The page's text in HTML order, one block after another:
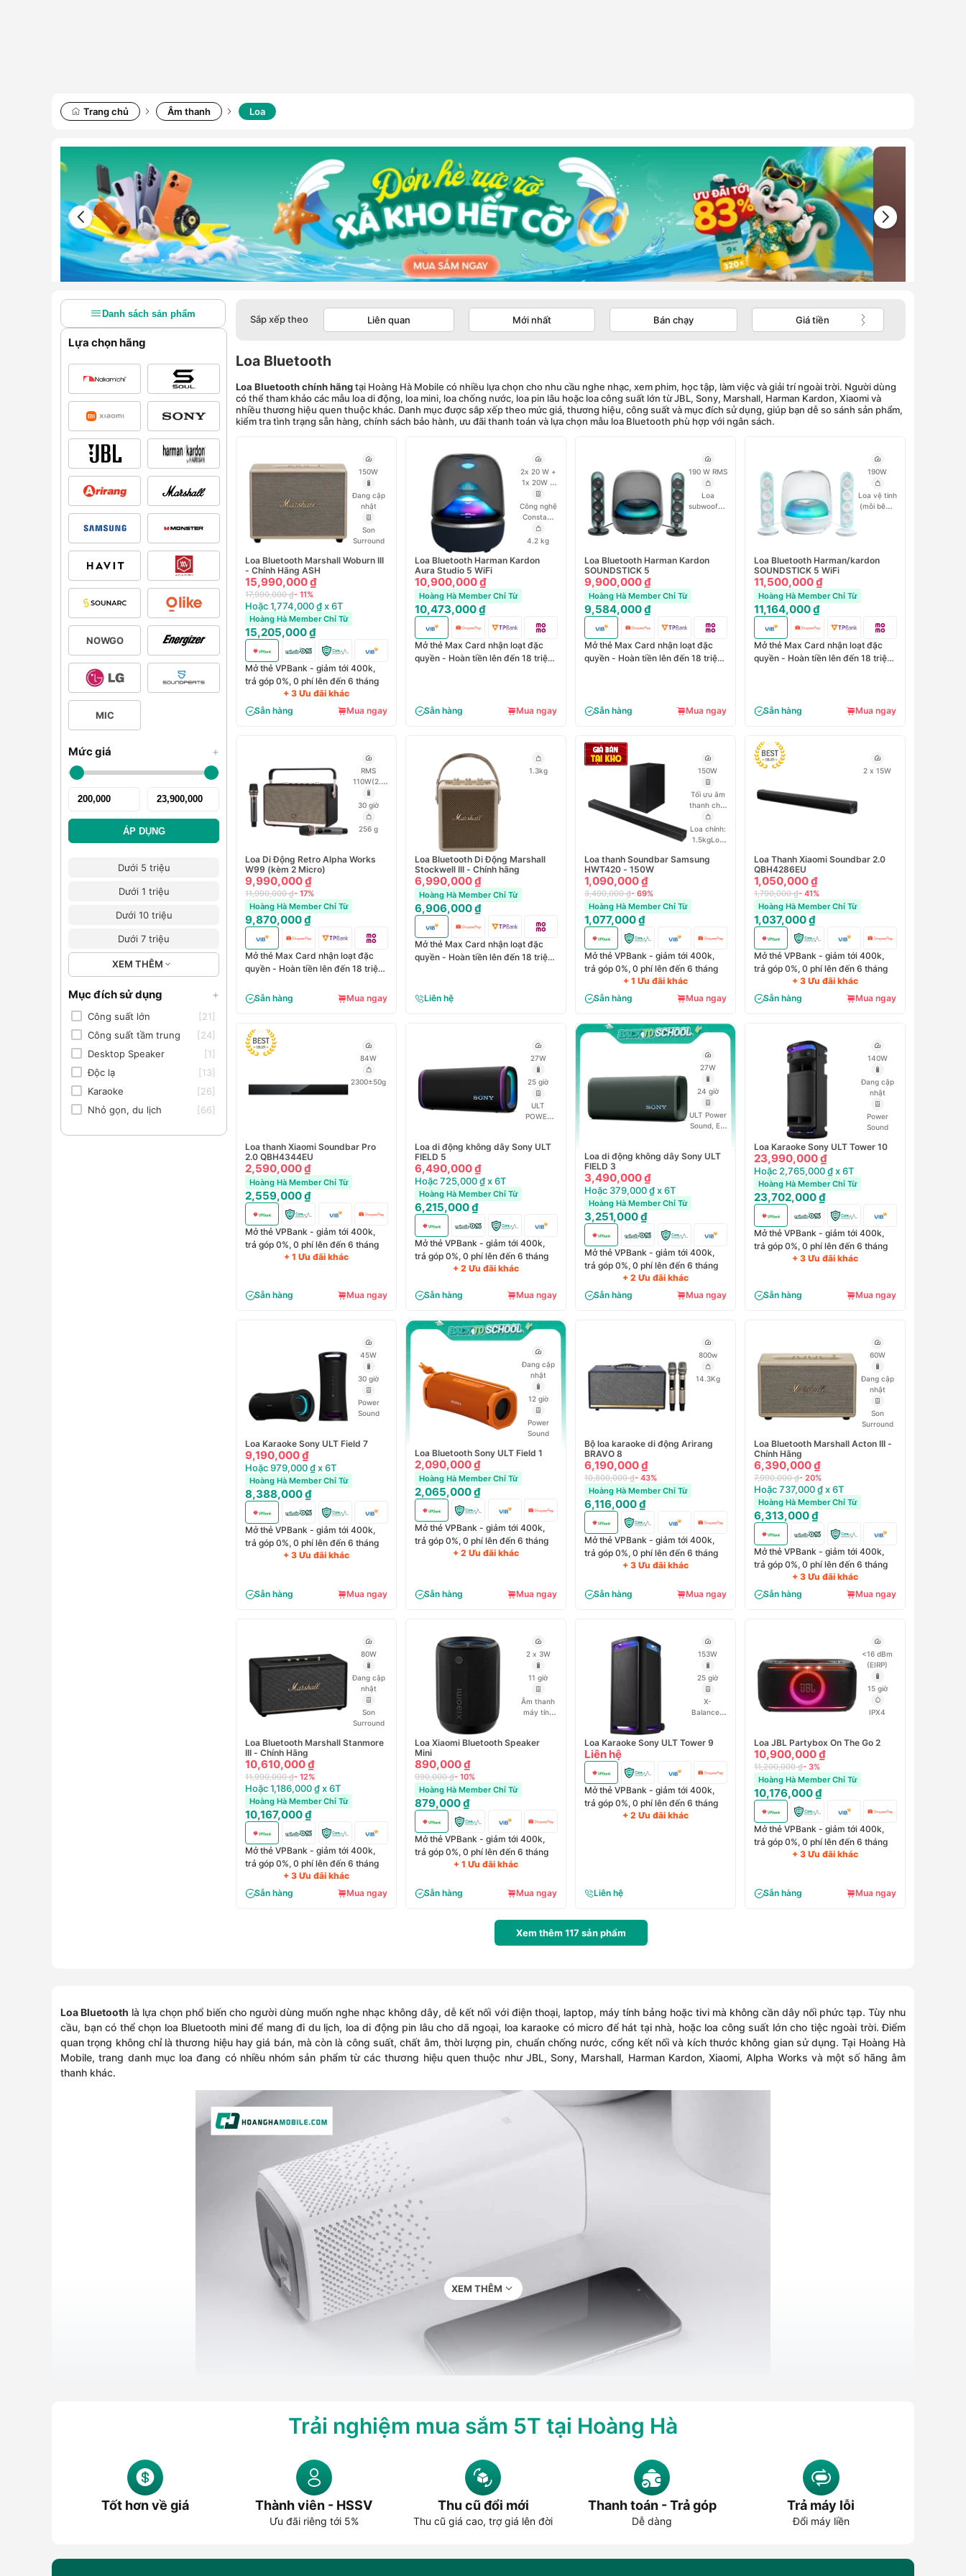
Trang chủ Âm thanh Loa
Danh sách sản phẩm
Lựa chọn hãng
NOWGO
MIC
Mức giá +
ÁP DỤNG
Dưới 5 triệu
Dưới 1 triệu
Dưới 10 triệu
Dưới 7 triệu
XEM THÊM
Mục đích sử dụng +
Công suất lớn
[21]
Công suất tầm trung
[24]
Desktop Speaker
[1]
Độc lạ
[13]
Karaoke
[26]
Nhỏ gọn, du lịch
[66]
Sắp xếp theo Liên quan Mới nhất Bán chạy Giá tiền
Loa Bluetooth
Loa Bluetooth chính hãngtại Hoàng Hà Mobile có nhiều lựa chọn cho nhu cầu nghe nhạc, xem phim, học tập, làm việc và giải trí ngoài trời. Người dùng
có thể tham khảo các mẫu loa di động, loa mini, loa chống nước, loa pin lâu hoặc loa công suất lớn từ JBL, Sony, Marshall, Harman Kardon, Xiaomi và
nhiều thương hiệu quen thuộc khác. Danh mục được sắp xếp theo mức giá, thương hiệu, công suất và mục đích sử dụng, giúp bạn dễ so sánh sản phẩm,
kiểm tra tình trạng sẵn hàng, chính sách bảo hành, ưu đãi thanh toán và lựa chọn mẫu loa Bluetooth phù hợp với ngân sách.
150W
Đang cập
nhật
Son
Surround
Loa Bluetooth Marshall Woburn III
- Chính Hãng ASH
15,990,000 ₫
17,990,000 ₫- 11%
Hoặc 1,774,000 ₫ x 6T
Hoàng Hà Member Chỉ Từ
15,205,000 ₫
Mở thẻ VPBank - giảm tới 400k,
trả góp 0%, 0 phí lên đến 6 tháng
+ 3 Ưu đãi khác
Sẵn hàng
Mua ngay
2x 20 W +
1x 20W +
1x 100 W
RMS
Công nghệ
Constant
Sound
Field
4.2 kg
Loa Bluetooth Harman Kardon
Aura Studio 5 WiFi
10,900,000 ₫
Hoàng Hà Member Chỉ Từ
10,473,000 ₫
Mở thẻ Max Card nhận loạt đặc
quyền - Hoàn tiền lên đến 18 triệu
Sẵn hàng Mua ngay
190 W RMS
Loa
subwoofer:
Loa Bluetooth Harman Kardon
SOUNDSTICK 5
9,900,000 ₫
Hoàng Hà Member Chỉ Từ
9,584,000 ₫
Mở thẻ Max Card nhận loạt đặc
quyền - Hoàn tiền lên đến 18 triệu
Sẵn hàng Mua ngay
190W
Loa vệ tinh
(mỗi bên):
Loa Bluetooth Harman/kardon
SOUNDSTICK 5 WiFi
11,500,000 ₫
Hoàng Hà Member Chỉ Từ
11,164,000 ₫
Mở thẻ Max Card nhận loạt đặc
quyền - Hoàn tiền lên đến 18 triệu
Sẵn hàng Mua ngay
RMS
110W(2.1
kênh) |
PEAK
220W
trầm: 70W
@100Hz,
<1%Dải
30 giờ
256 g
Loa Di Động Retro Alpha Works
W99 (kèm 2 Micro)
9,990,000 ₫
11,990,000 ₫- 17%
Hoàng Hà Member Chỉ Từ
9,870,000 ₫
Mở thẻ Max Card nhận loạt đặc
quyền - Hoàn tiền lên đến 18 triệu
Sẵn hàng
Mua ngay
1.3kg
Loa Bluetooth Di Động Marshall
Stockwell III - Chính hãng
6,990,000 ₫
Hoàng Hà Member Chỉ Từ
6,906,000 ₫
Mở thẻ Max Card nhận loạt đặc
quyền - Hoàn tiền lên đến 18 triệu
Liên hệ
150W
Tối ưu âm
thanh chơi
Game với
chế độ
Game
độ
Âm thanh
nghệ Smart
Digital
Loa chính:
1.5kgLoa
Loa thanh Soundbar Samsung
HWT420 - 150W
1,090,000 ₫
3,490,000 ₫- 69%
Hoàng Hà Member Chỉ Từ
1,077,000 ₫
Mở thẻ VPBank - giảm tới 400k,
trả góp 0%, 0 phí lên đến 6 tháng
+ 1 Ưu đãi khác
Sẵn hàng
Mua ngay
2 x 15W
Loa Thanh Xiaomi Soundbar 2.0
QBH4286EU
1,050,000 ₫
1,790,000 ₫- 41%
Hoàng Hà Member Chỉ Từ
1,037,000 ₫
Mở thẻ VPBank - giảm tới 400k,
trả góp 0%, 0 phí lên đến 6 tháng
+ 3 Ưu đãi khác
Sẵn hàng
Mua ngay
84W
2300±50g
Loa thanh Xiaomi Soundbar Pro
2.0 QBH4344EU
2,590,000 ₫
Hoàng Hà Member Chỉ Từ
2,559,000 ₫
Mở thẻ VPBank - giảm tới 400k,
trả góp 0%, 0 phí lên đến 6 tháng
+ 1 Ưu đãi khác
Sẵn hàng Mua ngay
27W
25 giờ
ULT
POWER
Loa di động không dây Sony ULT
FIELD 5
6,490,000 ₫
Hoặc 725,000 ₫ x 6T
Hoàng Hà Member Chỉ Từ
6,215,000 ₫
Mở thẻ VPBank - giảm tới 400k,
trả góp 0%, 0 phí lên đến 6 tháng
+ 2 Ưu đãi khác
Sẵn hàng Mua ngay
27W
24 giờ
ULT Power
Sound, EQ
ưu hóa
Loa di động không dây Sony ULT
FIELD 3
3,490,000 ₫
Hoặc 379,000 ₫ x 6T
Hoàng Hà Member Chỉ Từ
3,251,000 ₫
Mở thẻ VPBank - giảm tới 400k,
trả góp 0%, 0 phí lên đến 6 tháng
+ 2 Ưu đãi khác
Sẵn hàng
Mua ngay
140W
Đang cập
nhật
Power
Sound
Loa Karaoke Sony ULT Tower 10
23,990,000 ₫
Hoặc 2,765,000 ₫ x 6T
Hoàng Hà Member Chỉ Từ
23,702,000 ₫
Mở thẻ VPBank - giảm tới 400k,
trả góp 0%, 0 phí lên đến 6 tháng
+ 3 Ưu đãi khác
Sẵn hàng Mua ngay
45W
30 giờ
Power
Sound
Loa Karaoke Sony ULT Field 7
9,190,000 ₫
Hoặc 979,000 ₫ x 6T
Hoàng Hà Member Chỉ Từ
8,388,000 ₫
Mở thẻ VPBank - giảm tới 400k,
trả góp 0%, 0 phí lên đến 6 tháng
+ 3 Ưu đãi khác
Sẵn hàng Mua ngay
Đang cập
nhật
12 giờ
Power
Sound
Loa Bluetooth Sony ULT Field 1
2,090,000 ₫
Hoàng Hà Member Chỉ Từ
2,065,000 ₫
Mở thẻ VPBank - giảm tới 400k,
trả góp 0%, 0 phí lên đến 6 tháng
+ 2 Ưu đãi khác
Sẵn hàng Mua ngay
800w
14.3Kg
Bộ loa karaoke di động Arirang
BRAVO 8
6,190,000 ₫
10,800,000 ₫- 43%
Hoàng Hà Member Chỉ Từ
6,116,000 ₫
Mở thẻ VPBank - giảm tới 400k,
trả góp 0%, 0 phí lên đến 6 tháng
+ 3 Ưu đãi khác
Sẵn hàng Mua ngay
60W
Đang cập
nhật
Son
Surround
Loa Bluetooth Marshall Acton III -
Chính Hãng
6,390,000 ₫
7,990,000 ₫- 20%
Hoặc 737,000 ₫ x 6T
Hoàng Hà Member Chỉ Từ
6,313,000 ₫
Mở thẻ VPBank - giảm tới 400k,
trả góp 0%, 0 phí lên đến 6 tháng
+ 3 Ưu đãi khác
Sẵn hàng
Mua ngay
80W
Đang cập
nhật
Son
Surround
Loa Bluetooth Marshall Stanmore
III - Chính Hãng
10,610,000 ₫
11,990,000 ₫- 12%
Hoặc 1,186,000 ₫ x 6T
Hoàng Hà Member Chỉ Từ
10,167,000 ₫
Mở thẻ VPBank - giảm tới 400k,
trả góp 0%, 0 phí lên đến 6 tháng
+ 3 Ưu đãi khác
Sẵn hàng
Mua ngay
2 x 3W
11 giờ
Âm thanh
máy tính
Loa Xiaomi Bluetooth Speaker
Mini
890,000 ₫
990,000 ₫- 10%
Hoàng Hà Member Chỉ Từ
879,000 ₫
Mở thẻ VPBank - giảm tới 400k,
trả góp 0%, 0 phí lên đến 6 tháng
+ 1 Ưu đãi khác
Sẵn hàng Mua ngay
153W
25 giờ
X-
Balanced
Power
Booster
Loa Karaoke Sony ULT Tower 9
Liên hệ
Mở thẻ VPBank - giảm tới 400k,
trả góp 0%, 0 phí lên đến 6 tháng
+ 2 Ưu đãi khác
Liên hệ
<16 dBm
(EIRP)
15 giờ
IPX4
Loa JBL Partybox On The Go 2
10,900,000 ₫
11,200,000 ₫- 3%
Hoàng Hà Member Chỉ Từ
10,176,000 ₫
Mở thẻ VPBank - giảm tới 400k,
trả góp 0%, 0 phí lên đến 6 tháng
+ 3 Ưu đãi khác
Sẵn hàng Mua ngay
Xem thêm 117sản phẩm
Loa Bluetooth là lựa chọn phổ biến cho người dùng muốn nghe nhạc không dây, dễ kết nối với điện thoại, laptop, máy tính bảng hoặc tivi mà không cần dây nối phức tạp. Tùy nhu
cầu, bạn có thể chọn loa Bluetooth mini để mang đi du lịch, loa di động pin lâu cho dã ngoại, loa karaoke có micro để hát tại nhà, hoặc loa công suất lớn cho tiệc ngoài trời. Điểm
quan trọng không chỉ là thương hiệu hay giá bán, mà còn là công suất, chất âm, thời lượng pin, chuẩn chống nước, cổng kết nối và kích thước không gian sử dụng. Tại Hoàng Hà
Mobile, trang danh mục loa đang có nhiều nhóm sản phẩm từ các thương hiệu quen thuộc như JBL, Sony, Marshall, Harman Kardon, Xiaomi, Alpha Works và một số hãng âm
thanh khác.
Loa Bluetooth là loại loa có khả năng kết nối không dây với nguồn phát âm thanh thông qua chuẩn Bluetooth. Người dùng có thể ghép nối loa với điện thoại , laptop
, máy tính để bàn hoặc một số mẫu
để phát nhạc, xem phim, nghe podcast, học online hoặc họp trực tuyến. So với loa có dây truyền thống, loa Bluetooth dễ lắp đặt hơn,
ít phụ thuộc vào vị trí ổ cắm hoặc dây tín hiệu, phù hợp với thói quen sử dụng linh hoạt hiện nay.
Tùy từng dòng sản phẩm, loa Bluetooth có thể có pin tích hợp, chống nước, chống bụi, micro đàm thoại, kết nối nhiều loa cùng lúc, chỉnh EQ qua ứng dụng, đèn LED, âm thanh
XEM THÊM
Trải nghiệm mua sắm 5T tại Hoàng Hà
Tốt hơn về giá Thành viên - HSSV
Ưu đãi riêng tới 5%
Thu cũ đổi mới
Thu cũ giá cao, trợ giá lên đời
Thanh toán - Trả góp
Dễ dàng
Trả máy lỗi
Đổi máy liền